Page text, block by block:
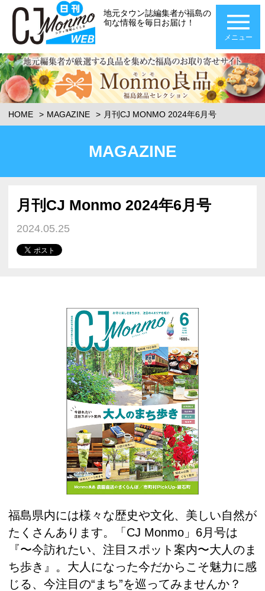
地元タウン誌編集者が福島の
旬な情報を毎日お届け！
メニュー
HOME MAGAZINE 月刊CJ MONMO 2024年6月号
MAGAZINE
月刊CJ Monmo 2024年6月号
2024.05.25
福島県内には様々な歴史や文化、美しい自然が
たくさんあります。「CJ Monmo」6月号は
『〜今訪れたい、注目スポット案内〜大人のま
ち歩き』。大人になった今だからこそ魅力に感
じる、今注目の“まち”を巡ってみませんか？